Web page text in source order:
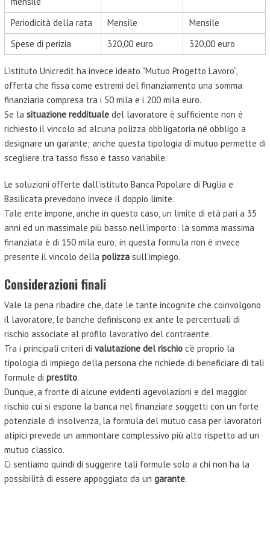
Periodicità della rata
Mensile
Mensile
Spese di perizia
320,00 euro 320,00 euro
L’istituto Unicredit ha invece ideato “Mutuo Progetto Lavoro“,
offerta che fissa come estremi del finanziamento una somma
finanziaria compresa tra i 50 mila e i 200 mila euro.
Se la situazione redditualedel lavoratore è sufficiente non è
richiesto il vincolo ad alcuna polizza obbligatoria né obbligo a
designare un garante; anche questa tipologia di mutuo permette di
scegliere tra tasso fisso e tasso variabile.
Le soluzioni offerte dall’istituto Banca Popolare di Puglia e
Basilicata prevedono invece il doppio limite.
Tale ente impone, anche in questo caso, un limite di età pari a 35
anni ed un massimale più basso nell’importo: la somma massima
finanziata è di 150 mila euro; in questa formula non è invece
presente il vincolo della polizzasull’impiego.
Considerazioni finali
Vale la pena ribadire che, date le tante incognite che coinvolgono
il lavoratore, le banche definiscono ex ante le percentuali di
rischio associate al profilo lavorativo del contraente.
Tra i principali criteri di valutazione del rischioc’è proprio la
tipologia di impiego della persona che richiede di beneficiare di tali
formule di prestito.
Dunque, a fronte di alcune evidenti agevolazioni e del maggior
rischio cui si espone la banca nel finanziare soggetti con un forte
potenziale di insolvenza, la formula del mutuo casa per lavoratori
atipici prevede un ammontare complessivo più alto rispetto ad un
mutuo classico.
Ci sentiamo quindi di suggerire tali formule solo a chi non ha la
possibilità di essere appoggiato da un garante.